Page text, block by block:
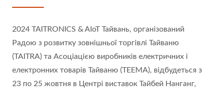
2024 TAITRONICS & AIoT Тайвань, організований
Радою з розвитку зовнішньої торгівлі Тайваню
(TAITRA) та Асоціацією виробників електричних і
електронних товарів Тайваню (TEEMA), відбудеться з
23 по 25 жовтня в Центрі виставок Тайбей Нанганг,